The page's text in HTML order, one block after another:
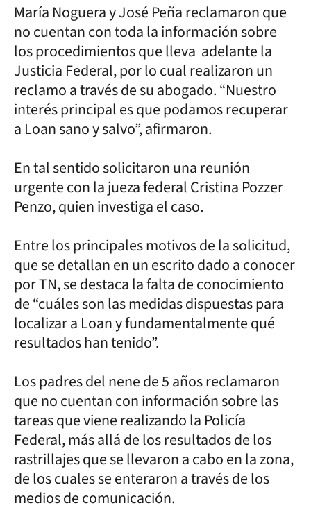
María Noguera y José Peña reclamaron que
no cuentan con toda la información sobre
los procedimientos que lleva adelante la
Justicia Federal, por lo cual realizaron un
reclamo a través de su abogado. “Nuestro
interés principal es que podamos recuperar
a Loan sano y salvo”, afirmaron.
En tal sentido solicitaron una reunión
urgente con la jueza federal Cristina Pozzer
Penzo, quien investiga el caso.
Entre los principales motivos de la solicitud,
que se detallan en un escrito dado a conocer
por TN, se destaca la falta de conocimiento
de “cuáles son las medidas dispuestas para
localizar a Loan y fundamentalmente qué
resultados han tenido”.
Los padres del nene de 5 años reclamaron
que no cuentan con información sobre las
tareas que viene realizando la Policía
Federal, más allá de los resultados de los
rastrillajes que se llevaron a cabo en la zona,
de los cuales se enteraron a través de los
medios de comunicación.